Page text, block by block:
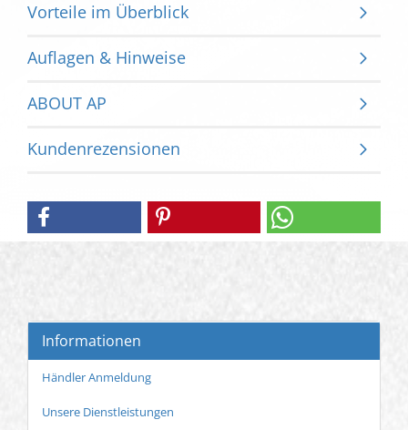
Vorteile im Überblick
Auflagen & Hinweise
ABOUT AP
Kundenrezensionen
Informationen
Händler Anmeldung
Unsere Dienstleistungen